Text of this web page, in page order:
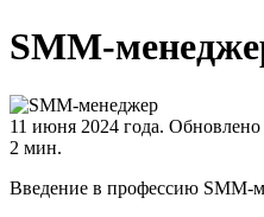
SMM-
11 июня 2024 года. Обновлено
2 мин.
Введение в профессию SMM-